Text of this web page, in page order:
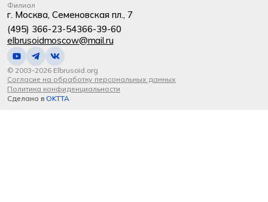
Филиал
г. Москва, Семеновская пл., 7
(495) 366-23-54366-39-60
elbrusoidmoscow@mail.ru
© 2003-2026 Elbrusoid.org
Согласие на обработку персональных данных
Политика конфиденциальности
Сделано в OKTTA